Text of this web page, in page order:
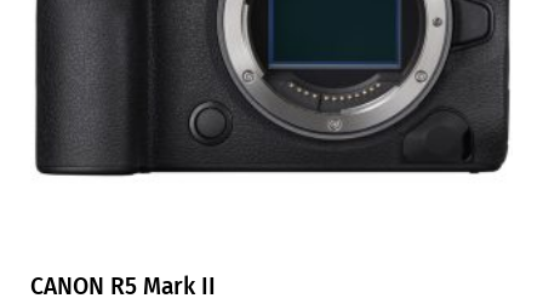
CANON R5 Mark II